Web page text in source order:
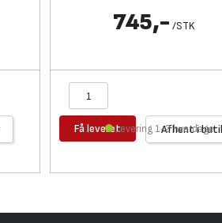
745,- /STK
Få leveret Afhent i
Levering 1-2 hverdage